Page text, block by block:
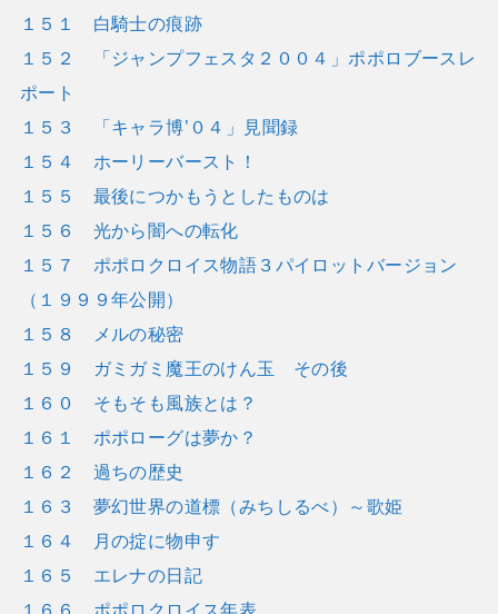
１５１ 白騎士の痕跡
１５２ 「ジャンプフェスタ２００４」ポポロブースレ
ポート
１５３ 「キャラ博’０４」見聞録
１５４ ホーリーバースト！
１５５ 最後につかもうとしたものは
１５６ 光から闇への転化
１５７ ポポロクロイス物語３パイロットバージョン
（１９９９年公開）
１５８ メルの秘密
１５９ ガミガミ魔王のけん玉 その後
１６０ そもそも風族とは？
１６１ ポポローグは夢か？
１６２ 過ちの歴史
１６３ 夢幻世界の道標（みちしるべ）～歌姫
１６４ 月の掟に物申す
１６５ エレナの日記
１６６ ポポロクロイス年表